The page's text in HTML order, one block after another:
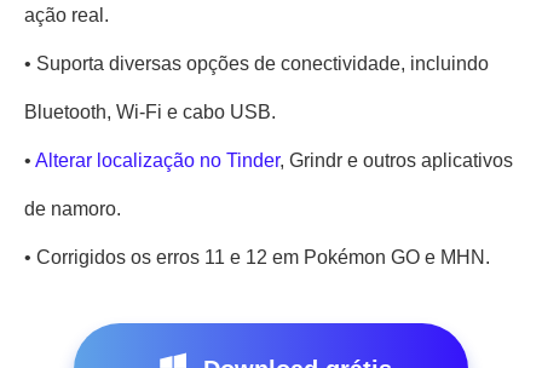
ação real.
• Suporta diversas opções de conectividade, incluindo
Bluetooth, Wi-Fi e cabo USB.
• Alterar localização no Tinder, Grindr e outros aplicativos
de namoro.
• Corrigidos os erros 11 e 12 em Pokémon GO e MHN.